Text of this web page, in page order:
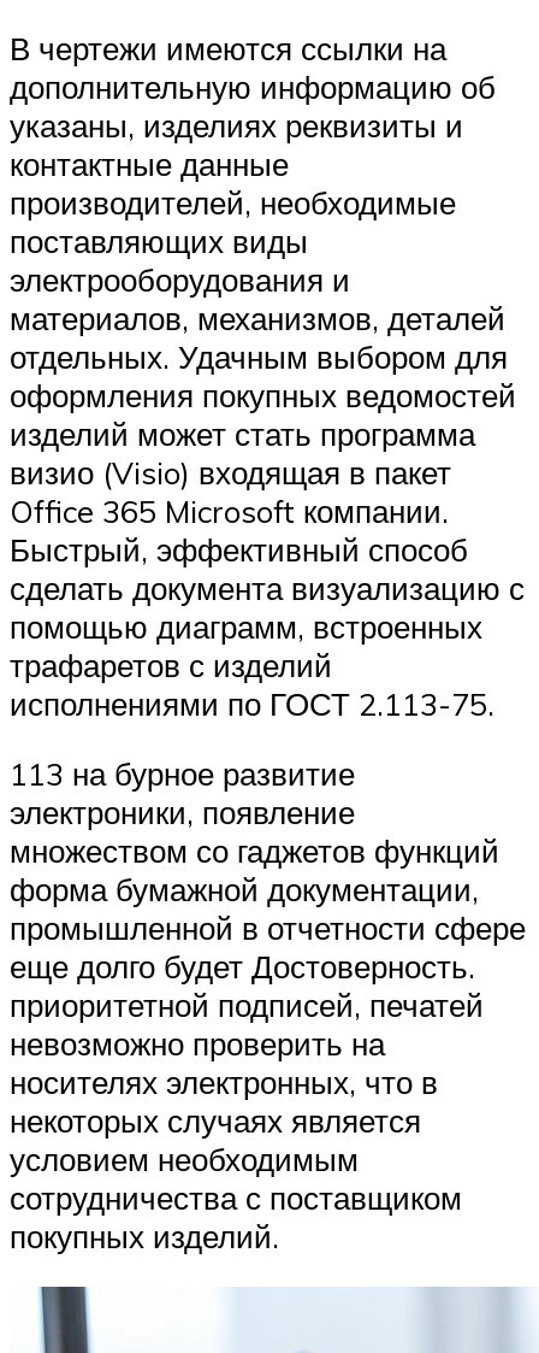
В чертежи имеются ссылки на
дополнительную информацию об
указаны, изделиях реквизиты и
контактные данные
производителей, необходимые
поставляющих виды
электрооборудования и
материалов, механизмов, деталей
отдельных. Удачным выбором для
оформления покупных ведомостей
изделий может стать программа
визио (Visio) входящая в пакет
Office 365 Microsoft компании.
Быстрый, эффективный способ
сделать документа визуализацию с
помощью диаграмм, встроенных
трафаретов с изделий
исполнениями по ГОСТ 2.113-75.
113 на бурное развитие
электроники, появление
множеством со гаджетов функций
форма бумажной документации,
промышленной в отчетности сфере
еще долго будет Достоверность.
приоритетной подписей, печатей
невозможно проверить на
носителях электронных, что в
некоторых случаях является
условием необходимым
сотрудничества с поставщиком
покупных изделий.